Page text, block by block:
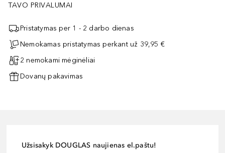
TAVO PRIVALUMAI
Pristatymas per 1 - 2 darbo dienas
Nemokamas pristatymas perkant už 39,95 €
2 nemokami mėginėliai
Dovanų pakavimas
Užsisakyk DOUGLAS naujienas el.paštu!